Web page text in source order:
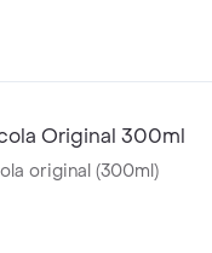
Original 300ml
original (300ml)